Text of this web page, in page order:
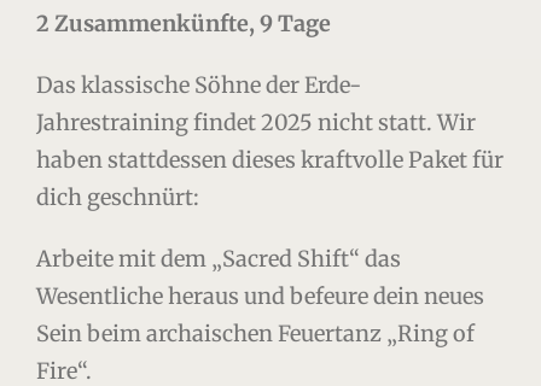
2 Zusammenkünfte, 9 Tage
Das klassische Söhne der Erde-
Jahrestraining findet 2025 nicht statt. Wir
haben stattdessen dieses kraftvolle Paket für
dich geschnürt:
Arbeite mit dem „Sacred Shift“ das
Wesentliche heraus und befeure dein neues
Sein beim archaischen Feuertanz „Ring of
Fire“.